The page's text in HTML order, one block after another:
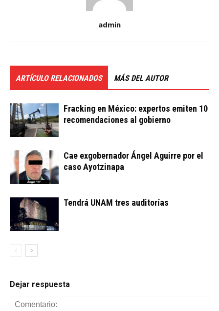
admin
ARTÍCULO RELACIONADOS MÁS DEL AUTOR
Fracking en México: expertos emiten 10
recomendaciones al gobierno
Cae exgobernador Ángel Aguirre por el
caso Ayotzinapa
Tendrá UNAM tres auditorías
Dejar respuesta